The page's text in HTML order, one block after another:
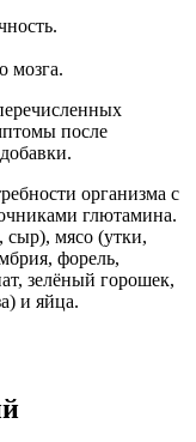
мозга.
после
организма с
глютамина.
мясо (утки,
форель,
зелёный горошек,
и яйца.